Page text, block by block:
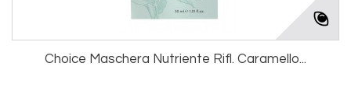
Choice Maschera Nutriente Rifl. Caramello...